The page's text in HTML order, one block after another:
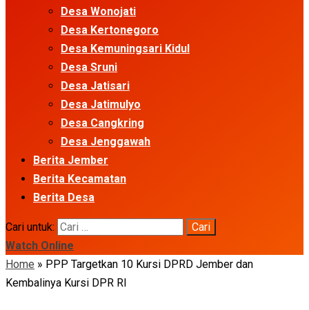
Desa Wonojati
Desa Kertonegoro
Desa Kemuningsari Kidul
Desa Sruni
Desa Jatisari
Desa Jatimulyo
Desa Cangkring
Desa Jenggawah
Berita Jember
Berita Kecamatan
Berita Desa
Cari untuk:
Watch Online
Home » PPP Targetkan 10 Kursi DPRD Jember dan
Kembalinya Kursi DPR RI